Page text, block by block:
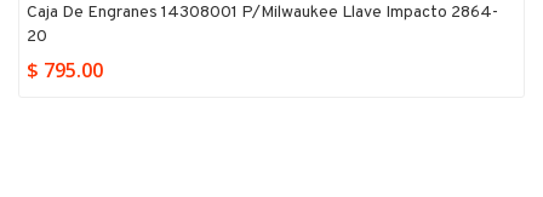
Caja De Engranes 14308001 P/milwaukee Llave Impacto 2864-
20
$ 795.00